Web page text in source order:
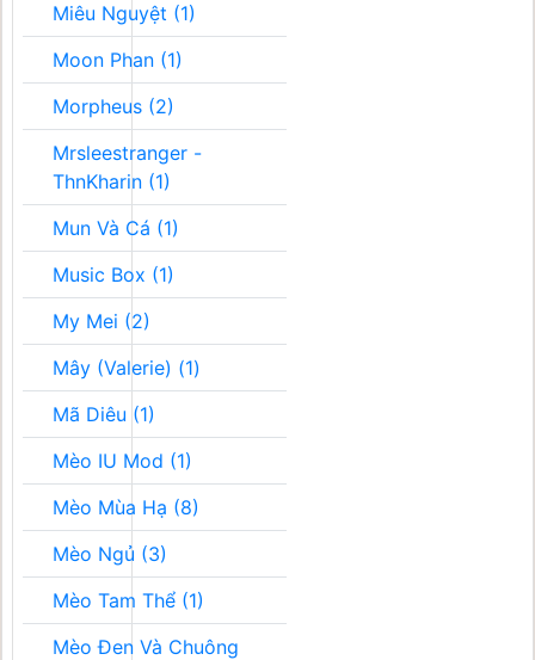
Miêu Nguyệt (1)
Moon Phan (1)
Morpheus (2)
Mrsleestranger -
ThnKharin (1)
Mun Và Cá (1)
Music Box (1)
My Mei (2)
Mây (Valerie) (1)
Mã Diêu (1)
Mèo IU Mod (1)
Mèo Mùa Hạ (8)
Mèo Ngủ (3)
Mèo Tam Thể (1)
Mèo Đen Và Chuông